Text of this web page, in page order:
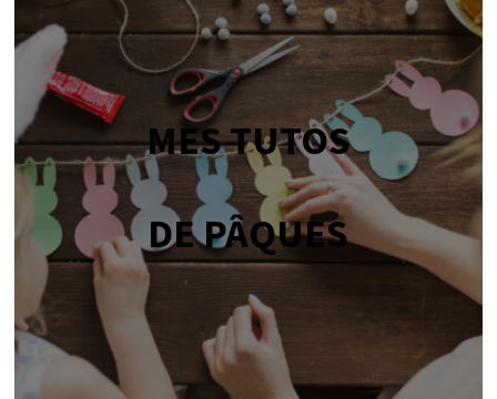
MES TUTOS
DE PÂQUES